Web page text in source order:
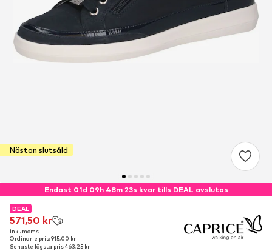
Nästan slutsåld
Endast 01d 09h 48m 23s kvar tills DEAL avslutas
DEAL
571,50 kr
inkl. moms
Ordinarie pris: 915,00 kr
Senaste lägsta pris:463,25 kr
DEAL
571,50 kr
inkl. moms
Ordinarie pris: 915,00 kr
Senaste lägsta pris:463,25 kr